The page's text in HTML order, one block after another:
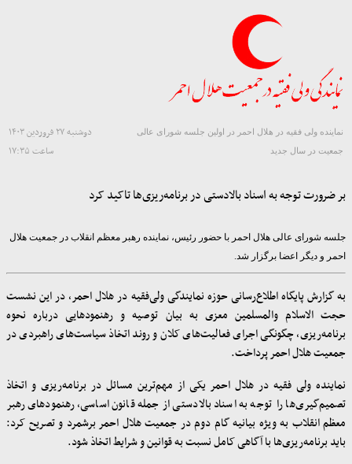
نماینده ولی فقیه در هلال احمر در اولین جلسه شورای عالی
جمعیت در سال جدید
دوشنبه ۲۷ فروردین ۱۴۰۳
ساعت ۱۷:۳۵
بر ضرورت توجه به اسناد بالادستی در برنامه‌ریزی‌ها تاکید کرد
جلسه شورای عالی هلال احمر با حضور رئیس، نماینده رهبر معظم انقلاب در جمعیت هلال
احمر و‌ دیگر اعضا برگزار شد.
به گزارش پایگاه اطلاع‌رسانی حوزه نمایندگی ولی‌فقیه در هلال احمر، در این نشست
حجت الاسلام والمسلمین معزی به بیان توصیه و رهنمودهایی درباره نحوه
برنامه‌ریزی، چگونگی اجرای فعالیت‌های کلان و روند اتخاذ سیاست‌های راهبردی در
جمعیت هلال احمر پرداخت.
نماینده ولی فقیه در هلال احمر یکی از مهم‌ترین مسائل در برنامه‌ریزی و اتخاذ
تصمیم‌گیری‌ها را توجه به اسناد بالادستی از جمله قانون اساسی، رهنمودهای رهبر
معظم انقلاب به ویژه بیانیه گام دوم در جمعیت هلال احمر برشمرد و تصریح کرد:
باید برنامه‌ریزی‌ها با آگاهی کامل نسبت به قوانین و شرایط اتخاذ شود.